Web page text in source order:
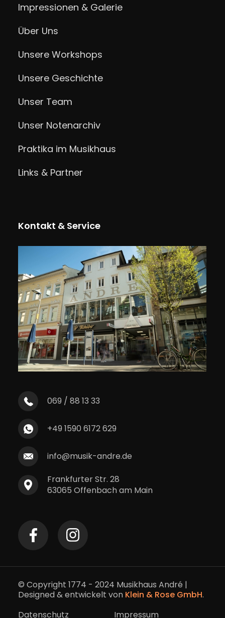
Impressionen & Galerie
Über Uns
Unsere Workshops
Unsere Geschichte
Unser Team
Unser Notenarchiv
Praktika im Musikhaus
Links & Partner
Kontakt & Service
069 / 88 13 33
+49 1590 6172 629
info@musik-andre.de
Frankfurter Str. 28
63065 Offenbach am Main
© Copyright 1774 - 2024 Musikhaus André |
Designed & entwickelt von Klein & Rose GmbH.
Datenschutz
Impressum